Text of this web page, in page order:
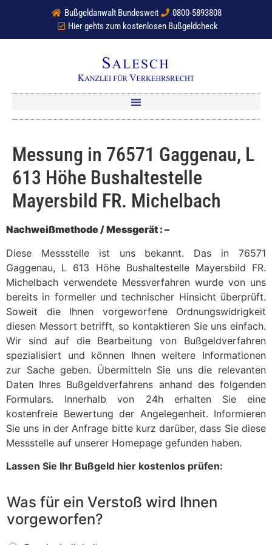
Bußgeldanwalt Bundesweit
0800-5893808
Hier gehts zum kostenlosen Bußgeldcheck
Messung in 76571 Gaggenau, L
613 Höhe Bushaltestelle
Mayersbild FR. Michelbach
Nachweißmethode / Messgerät : –
Diese Messstelle ist uns bekannt. Das in 76571
Gaggenau, L 613 Höhe Bushaltestelle Mayersbild FR.
Michelbach verwendete Messverfahren wurde von uns
bereits in formeller und technischer Hinsicht überprüft.
Soweit die Ihnen vorgeworfene Ordnungswidrigkeit
diesen Messort betrifft, so kontaktieren Sie uns einfach.
Wir sind auf die Bearbeitung von Bußgeldverfahren
spezialisiert und können Ihnen weitere Informationen
zur Sache geben. Übermitteln Sie uns die relevanten
Daten Ihres Bußgeldverfahrens anhand des folgenden
Formulars. Innerhalb von 24h erhalten Sie eine
kostenfreie Bewertung der Angelegenheit. Informieren
Sie uns in der Anfrage bitte kurz darüber, dass Sie diese
Messstelle auf unserer Homepage gefunden haben.
Lassen Sie Ihr Bußgeld hier kostenlos prüfen:
Was für ein Verstoß wird Ihnen
vorgeworfen?